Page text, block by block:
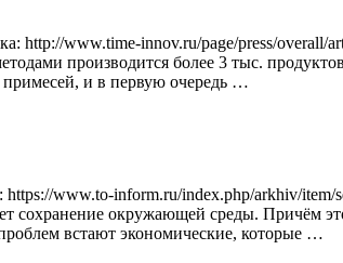
www.time-innov.ru/page/press/overall/
производится более 3 тыс.
примесей, и в первую очередь …
inform.ru/index.php/arkhiv/item/
окружающей среды. Причём
встают экономические, которые …